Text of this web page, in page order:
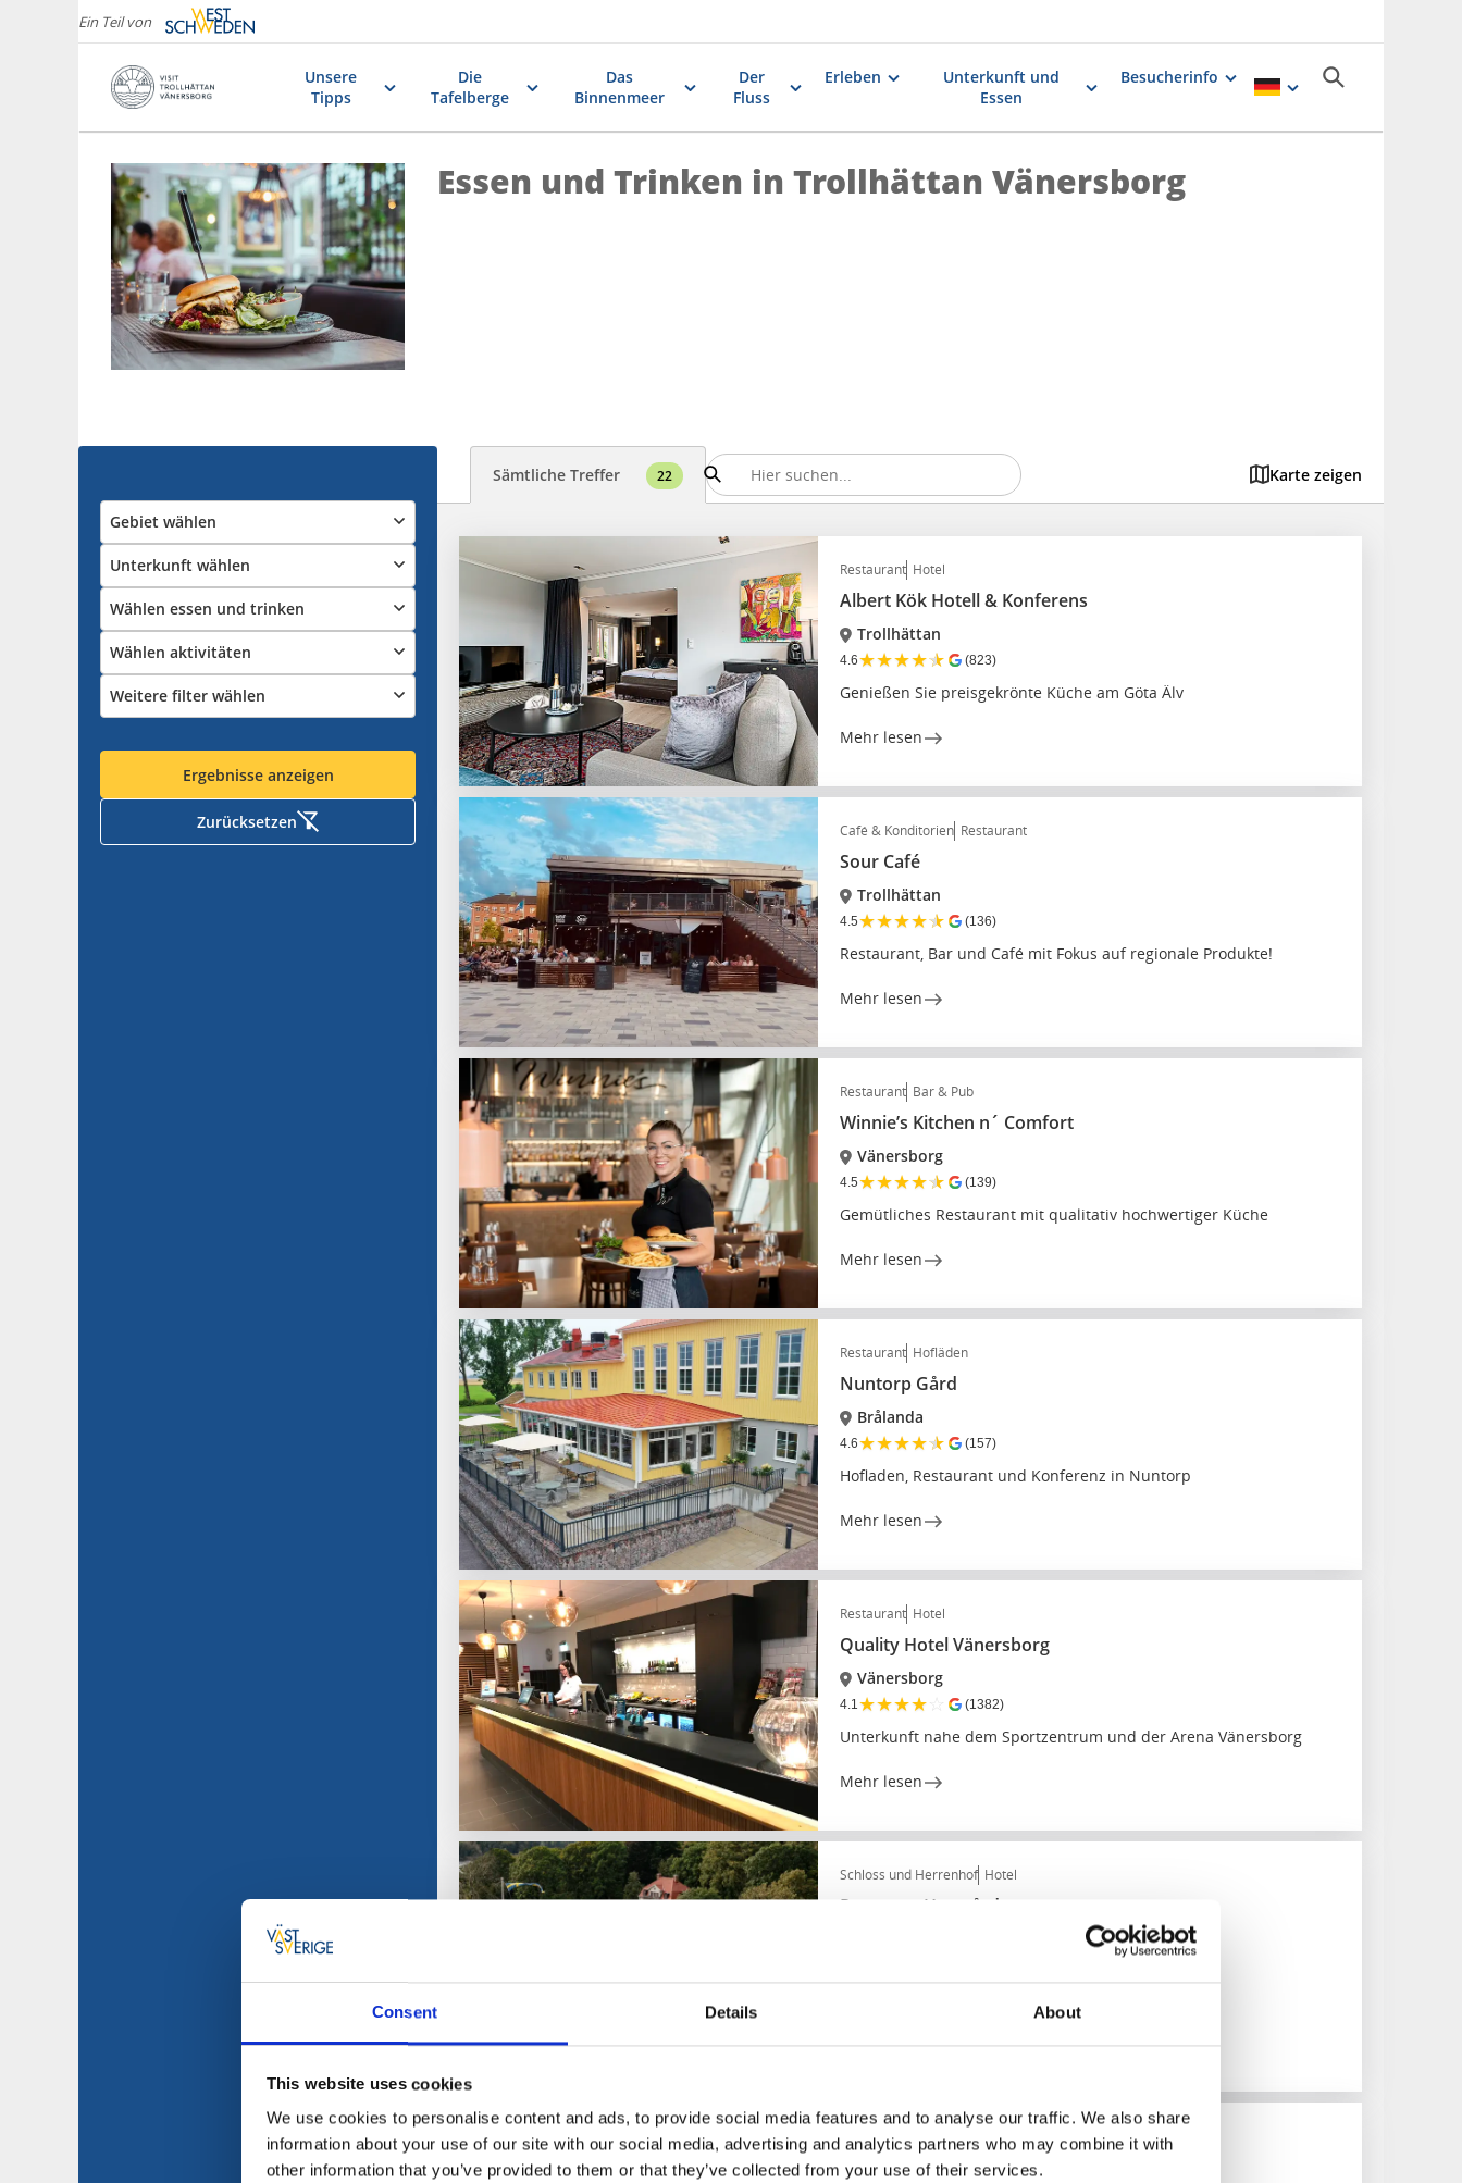
Consent Details About
This website uses cookies
We use cookies to personalise content and ads, to provide social media features and to analyse our traffic. We also share
information about your use of our site with our social media, advertising and analytics partners who may combine it with
other information that you’ve provided to them or that they’ve collected from your use of their services.
Ein Teil von
Unsere
Tipps
Die
Tafelberge
Das
Binnenmeer
Der
Fluss
Erleben
Unterkunft und
Essen
Besucherinfo
Essen und Trinken in Trollhättan Vänersborg
Gebiet wählen
Unterkunft wählen
Wählen essen und trinken
Wählen aktivitäten
Weitere filter wählen
Ergebnisse anzeigen
Zurücksetzen
Sämtliche Treffer 22 Karte zeigen
Restaurant Hotel
Albert Kök Hotell & Konferens
Trollhättan
4.6★★★★★ (823)
Genießen Sie preisgekrönte Küche am Göta Älv
Mehr lesen
Café & Konditorien Restaurant
Sour Café
Trollhättan
4.5★★★★★ (136)
Restaurant, Bar und Café mit Fokus auf regionale Produkte!
Mehr lesen
Restaurant Bar & Pub
Winnie’s Kitchen n´ Comfort
Vänersborg
4.5★★★★★ (139)
Gemütliches Restaurant mit qualitativ hochwertiger Küche
Mehr lesen
Restaurant Hofläden
Nuntorp Gård
Brålanda
4.6★★★★★ (157)
Hofladen, Restaurant und Konferenz in Nuntorp
Mehr lesen
Restaurant Hotel
Quality Hotel Vänersborg
Vänersborg
4.1★★★★☆ (1382)
Unterkunft nahe dem Sportzentrum und der Arena Vänersborg
Mehr lesen
Schloss und Herrenhof Hotel
Ronnums Herrgård
Mehr lesen
Café & Konditorien
Das Schleusencafé